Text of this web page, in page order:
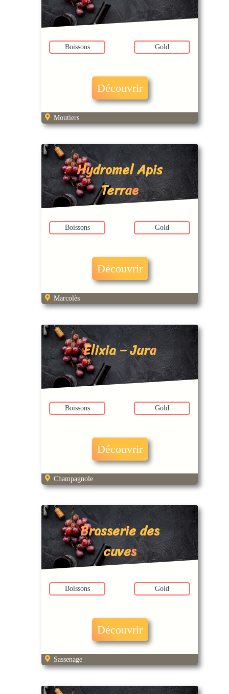
Boissons Gold
Découvrir
Moutiers
Hydromel Apis
Terrae
Boissons Gold
Découvrir
Marcolès
Elixia – Jura
Boissons Gold
Découvrir
Champagnole
Brasserie des
cuves
Boissons Gold
Découvrir
Sassenage